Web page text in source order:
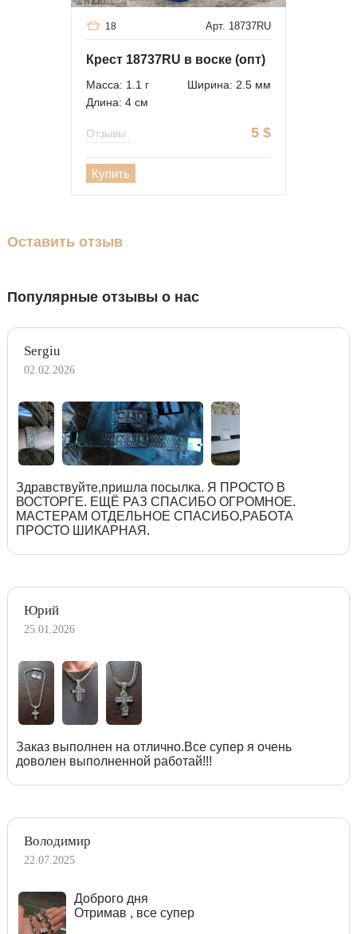
Арт. 18737RU
18
Крест 18737RU в воске (опт)
Масса: 1.1 г
Ширина: 2.5 мм
Длина: 4 см
5 $
Отзывы
Купить
Оставить отзыв
Популярные отзывы о нас
Sergiu
02.02.2026
Здравствуйте,пришла посылка. Я ПРОСТО В
ВОСТОРГЕ. ЕЩЁ РАЗ СПАСИБО ОГРОМНОЕ.
МАСТЕРАМ ОТДЕЛЬНОЕ СПАСИБО,РАБОТА
ПРОСТО ШИКАРНАЯ.
Юрий
25.01.2026
Заказ выполнен на отлично.Все супер я очень
доволен выполненной работай!!!
Володимир
22.07.2025
Доброго дня
Отримав , все супер